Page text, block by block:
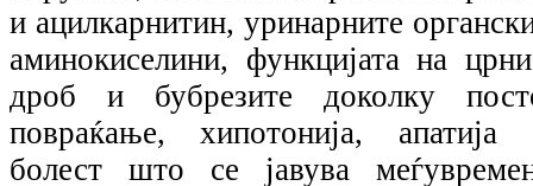
и ацилкарнитин, уринарните
аминокиселини, функцијата на
дроб и бубрезите доколку
повраќање, хипотонија, апатија
болест што се јавува